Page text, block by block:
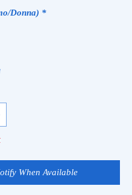
Donna) *
When Available